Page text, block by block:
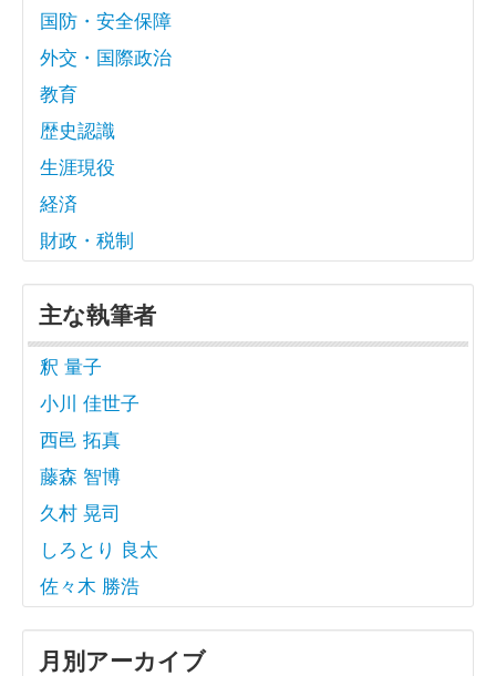
国防・安全保障
外交・国際政治
教育
歴史認識
生涯現役
経済
財政・税制
主な執筆者
釈 量子
小川 佳世子
西邑 拓真
藤森 智博
久村 晃司
しろとり 良太
佐々木 勝浩
月別アーカイブ